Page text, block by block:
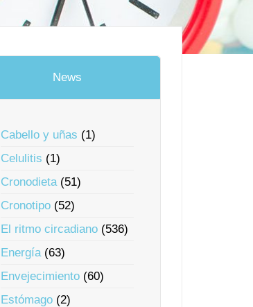
News
Cabello y uñas (1)
Celulitis (1)
Cronodieta(51)
Cronotipo (52)
El ritmo circadiano (536)
Energía(63)
Envejecimiento (60)
Estómago (2)